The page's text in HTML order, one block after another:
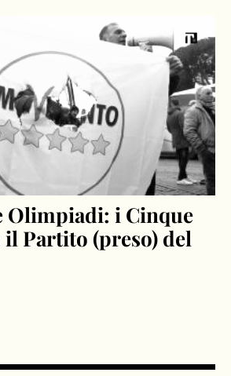
Olimpiadi: i Cinque
il Partito (preso) del